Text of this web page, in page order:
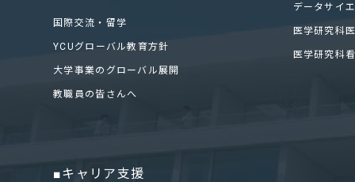
国際交流・留学
YCUグローバル教育方針
大学事業のグローバル展開
教職員の皆さんへ
■キャリア支援
データサイ
医学研究科
医学研究科